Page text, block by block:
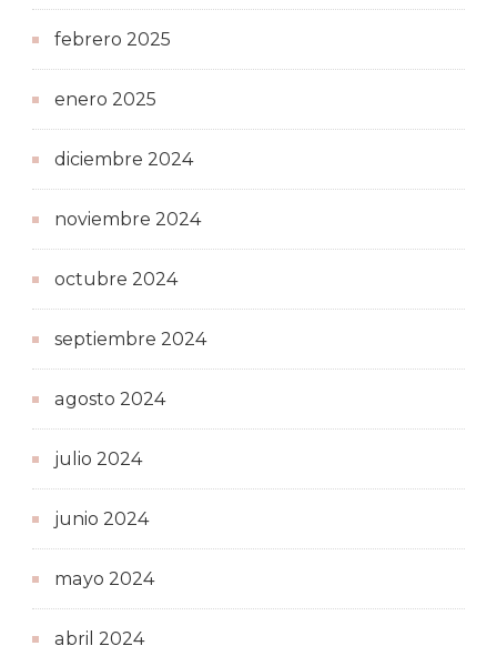
febrero 2025
enero 2025
diciembre 2024
noviembre 2024
octubre 2024
septiembre 2024
agosto 2024
julio 2024
junio 2024
mayo 2024
abril 2024